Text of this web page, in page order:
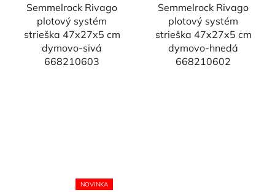
Semmelrock Rivago
plotový systém
strieška 47x27x5 cm
dymovo-sivá
668210603
Semmelrock Rivago
plotový systém
strieška 47x27x5 cm
dymovo-hnedá
668210602
NOVINKA